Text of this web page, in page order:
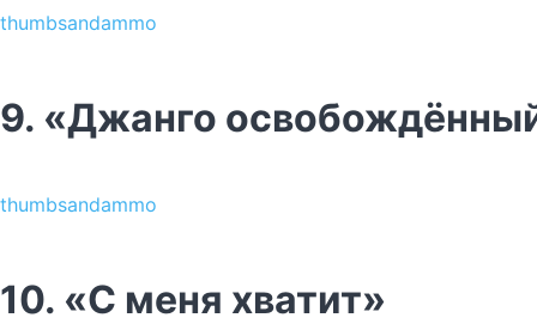
thumbsandammo
9. «Джанго
thumbsandammo
10. «С меня хватит»